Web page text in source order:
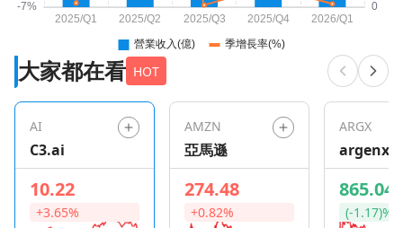
大家都在看 HOT
AI
C3.ai
10.22
+3.65%
AMZN
亞馬遜
274.48
+0.82%
ARGX
argenx
865.04
(-1.17)%